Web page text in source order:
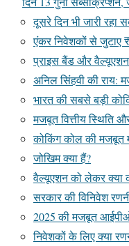
दूसरे दिन भी जारी रहा
एंकर निवेशकों से जुटाए
प्राइस बैंड और वैल्यूएशन
अनिल सिंहवी की राय:
भारत की सबसे बड़ी
मजबूत वित्तीय स्थिति
कोकिंग कोल की मजबूत
जोखिम क्या हैं?
वैल्यूएशन को लेकर क्या
सरकार की विनिवेश
2025 की मजबूत
निवेशकों के लिए क्या